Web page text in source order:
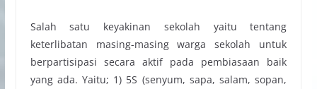
Salah satu keyakinan sekolah yaitu tentang
keterlibatan masing-masing warga sekolah untuk
berpartisipasi secara aktif pada pembiasaan baik
yang ada. Yaitu; 1) 5S (senyum, sapa, salam, sopan,